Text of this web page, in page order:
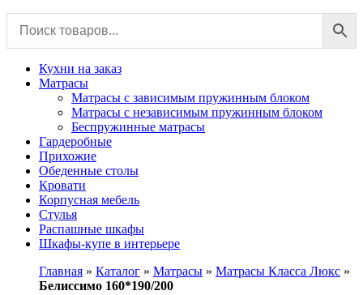
Кухни на заказ
Матрасы
Матрасы с зависимым пружинным блоком
Матрасы с независимым пружинным блоком
Беспружинные матрасы
Гардеробные
Прихожие
Обеденные столы
Кровати
Корпусная мебель
Стулья
Распашные шкафы
Шкафы-купе в интерьере
Главная » Каталог » Матрасы » Матрасы Класса Люкс »
Белиссимо 160*190/200